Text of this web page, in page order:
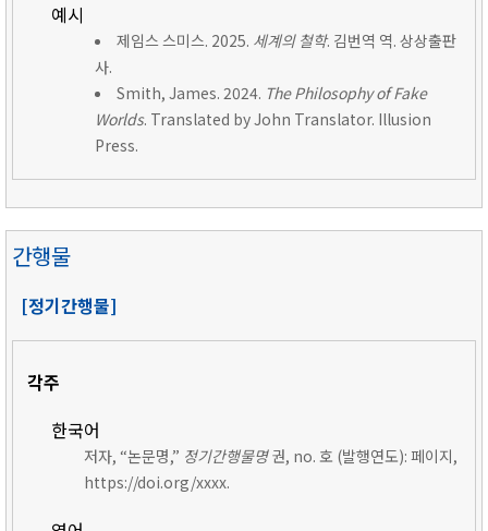
예시
제임스 스미스. 2025. 세계의 철학. 김번역 역. 상상출판
사.
Smith, James. 2024. The Philosophy of Fake
Worlds. Translated by John Translator. Illusion
Press.
간행물
[정기간행물]
각주
한국어
저자, “논문명,” 정기간행물명권, no. 호 (발행연도): 페이지,
https://doi.org/xxxx.